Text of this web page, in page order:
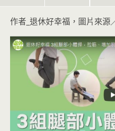
作者_退休好幸福，圖片來